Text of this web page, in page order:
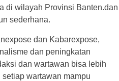
di wilayah Provinsi Banten.dan
sederhana.
dan Kabarexpose,
dan peningkatan
dan wartawan bisa lebih
wartawan mampu